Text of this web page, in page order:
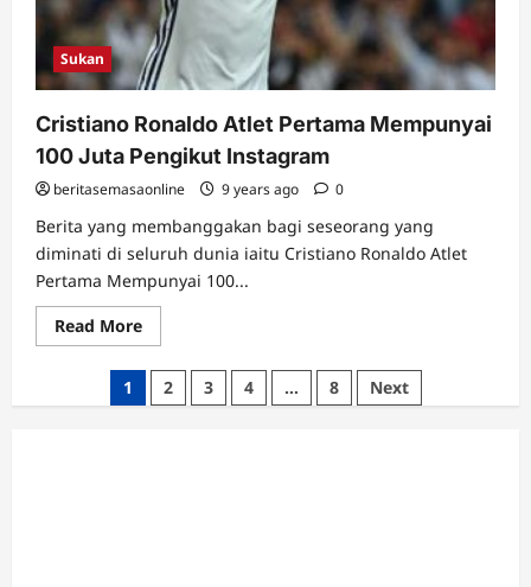
Sukan
Cristiano Ronaldo Atlet Pertama Mempunyai
100 Juta Pengikut Instagram
beritasemasaonline 9 years ago 0
Berita yang membanggakan bagi seseorang yang
diminati di seluruh dunia iaitu Cristiano Ronaldo Atlet
Pertama Mempunyai 100...
Read MoreRead
more
Cristiano
Ronaldo
Atlet
1 2 3 4 … 8 Next